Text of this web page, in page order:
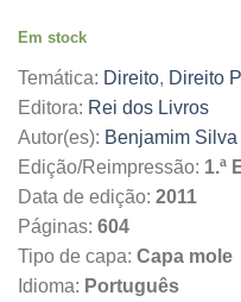
45.00€.
Em stock
Temática: Direito, Direito
Editora: Rei dos Livros
Autor(es): Benjamim
Edição/Reimpressão: 1.ª
Data de edição: 2011
Páginas: 604
Tipo de capa: Capa mole
Idioma: Português